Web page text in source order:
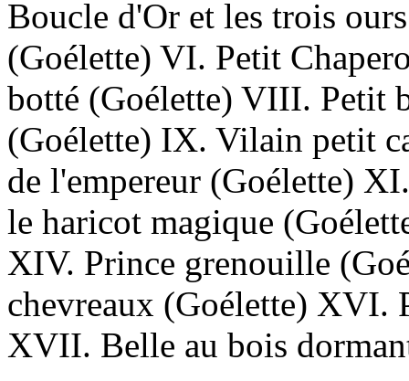
Boucle d'Or et les trois
(Goélette) VI. Petit
botté (Goélette) VIII. Petit
(Goélette) IX. Vilain petit
de l'empereur (Goélette)
le haricot magique
XIV. Prince grenouille
chevreaux (Goélette) XVI.
XVII. Belle au bois